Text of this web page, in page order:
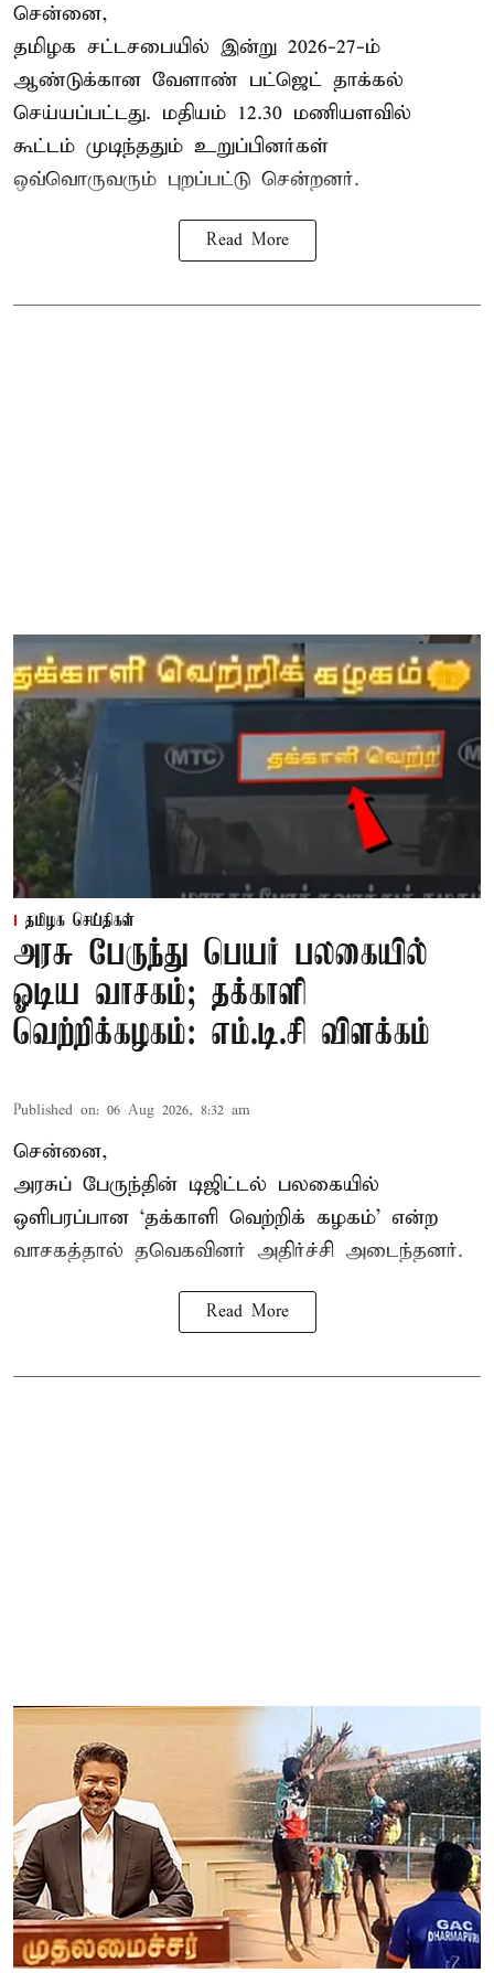
சென்னை,
தமிழக சட்டசபையில் இன்று 2026-27-ம்
ஆண்டுக்கான வேளாண் பட்ஜெட் தாக்கல்
செய்யப்பட்டது. மதியம் 12.30 மணியளவில்
கூட்டம் முடிந்ததும் உறுப்பினர்கள்
ஒவ்வொருவரும் புறப்பட்டு சென்றனர்.
Read More
தமிழக செய்திகள்
அரசு பேருந்து பெயர் பலகையில்
ஓடிய வாசகம்; தக்காளி
வெற்றிக்கழகம்: எம்.டி.சி விளக்கம்
Published on: 06 Aug 2026, 8:32 am
சென்னை,
அரசுப் பேருந்தின் டிஜிட்டல் பலகையில்
ஒளிபரப்பான ‘தக்காளி வெற்றிக் கழகம்’ என்ற
வாசகத்தால் தவெகவினர் அதிர்ச்சி அடைந்தனர்.
Read More